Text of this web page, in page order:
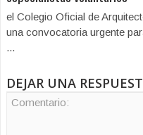
el Colegio Oficial de
una convocatoria urgente
...
DEJAR UNA